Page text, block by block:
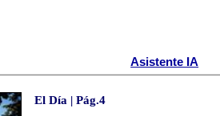
Asistente IA
El Día | Pág.4